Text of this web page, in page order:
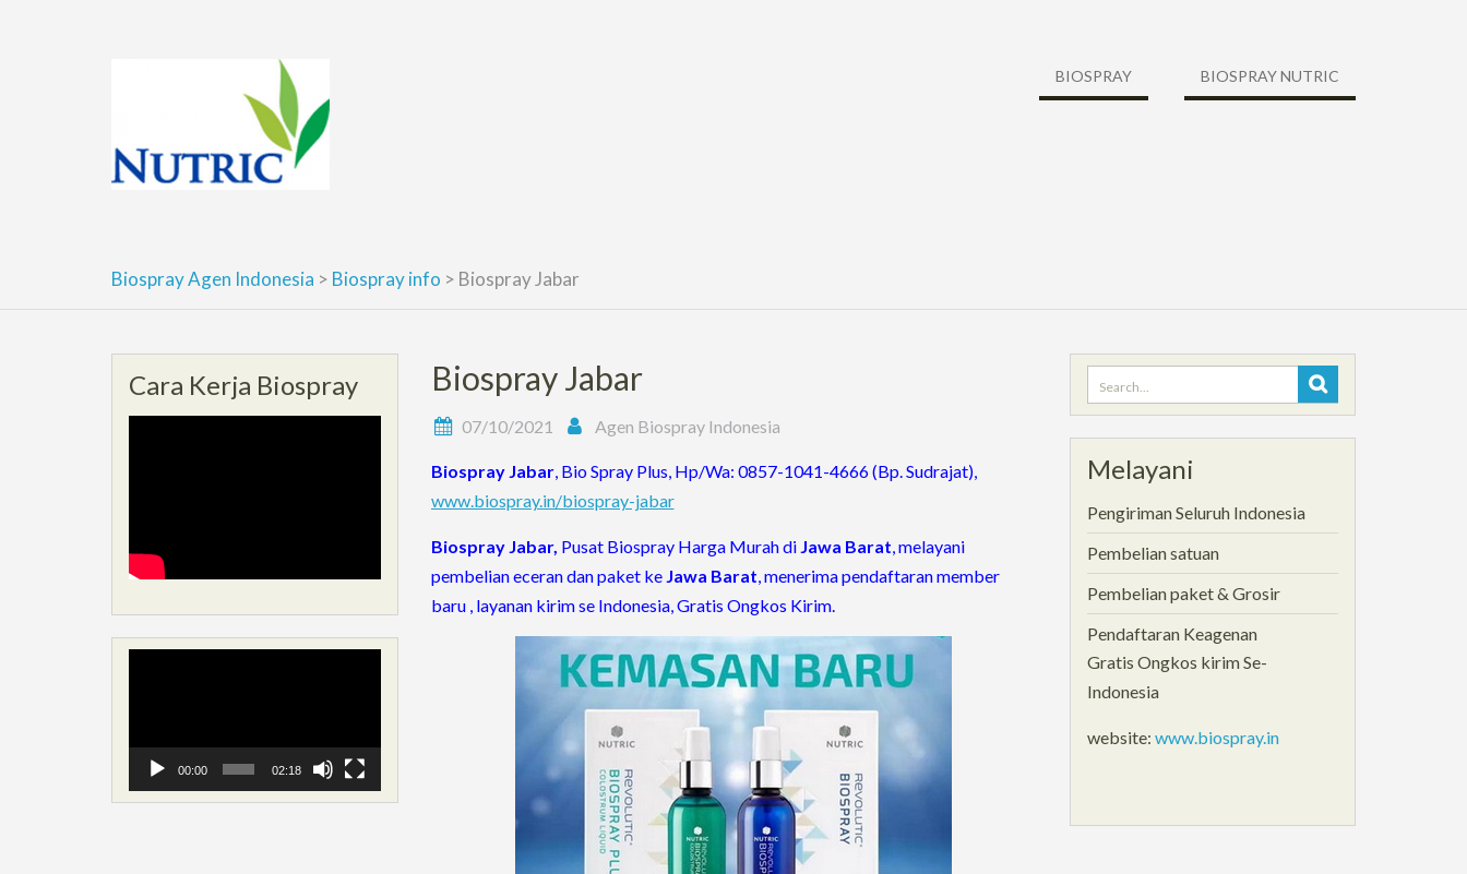
BIOSPRAY BIOSPRAY NUTRIC
Biospray Agen Indonesia > Biospray info > Biospray Jabar
Biospray Jabar
07/10/2021 Agen Biospray Indonesia
Biospray Jabar, Bio Spray Plus, Hp/Wa: 0857-1041-4666 (Bp. Sudrajat),
www.biospray.in/biospray-jabar
Biospray Jabar, Pusat Biospray Harga Murah di Jawa Barat, melayani
pembelian eceran dan paket ke Jawa Barat, menerima pendaftaran member
baru , layanan kirim se Indonesia, Gratis Ongkos Kirim.
Search
for:
Melayani
Pengiriman Seluruh Indonesia
Pembelian satuan
Pembelian paket & Grosir
Pendaftaran Keagenan
Gratis Ongkos kirim Se-
Indonesia
website: www.biospray.in
Cara Kerja Biospray
00:00 02:18